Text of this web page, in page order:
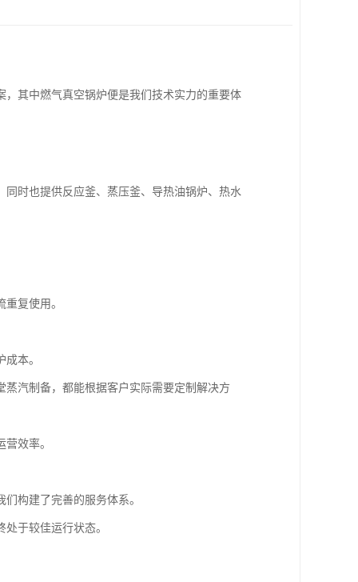
其中燃气真空锅炉便是我们技术实力的重要体
时也提供反应釜、蒸压釜、导热油锅炉、热水
复使用。
本。
汽制备，都能根据客户实际需要定制解决方
效率。
构建了完善的服务体系。
于较佳运行状态。